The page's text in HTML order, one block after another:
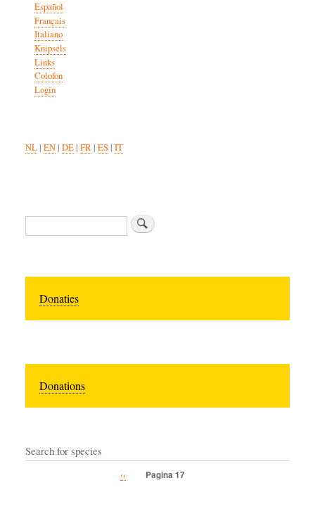
Español
Français
Italiano
Knipsels
Links
Colofon
Login
NL| EN| DE| FR| ES| IT
Zoeken
Donaties
Donations
Search for species
Vorige
‹‹ Pagina 17